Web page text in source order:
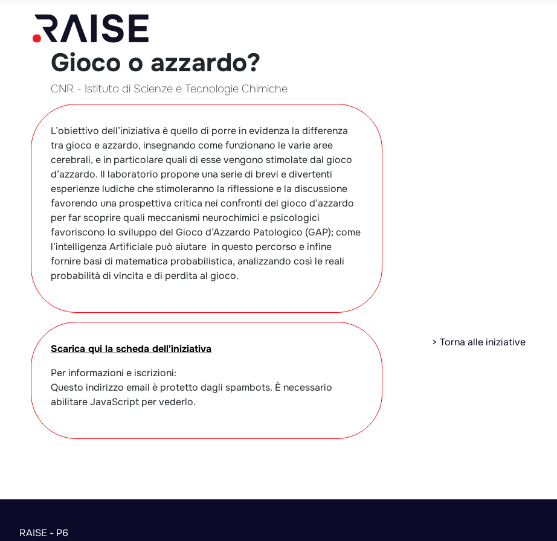
Gioco o azzardo?
CNR - Istituto di Scienze e Tecnologie Chimiche
L’obiettivo dell’iniziativa è quello di porre in evidenza la differenza
tra gioco e azzardo, insegnando come funzionano le varie aree
cerebrali, e in particolare quali di esse vengono stimolate dal gioco
d’azzardo. Il laboratorio propone una serie di brevi e divertenti
esperienze ludiche che stimoleranno la riflessione e la discussione
favorendo una prospettiva critica nei confronti del gioco d’azzardo
per far scoprire quali meccanismi neurochimici e psicologici
favoriscono lo sviluppo del Gioco d’Azzardo Patologico (GAP); come
l’intelligenza Artificiale può aiutare in questo percorso e infine
fornire basi di matematica probabilistica, analizzando così le reali
probabilità di vincita e di perdita al gioco.
Scarica qui la scheda dell'iniziativa
Per informazioni e iscrizioni:
Questo indirizzo email è protetto dagli spambots. È necessario
abilitare JavaScript per vederlo.
> Torna alle iniziative
RAISE - P6